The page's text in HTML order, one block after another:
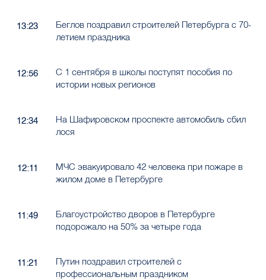
13:23
Беглов поздравил строителей Петербурга с 70-
летием праздника
12:56
С 1 сентября в школы поступят пособия по
истории новых регионов
12:34
На Шафировском проспекте автомобиль сбил
лося
12:11
МЧС эвакуировало 42 человека при пожаре в
жилом доме в Петербурге
11:49
Благоустройство дворов в Петербурге
подорожало на 50% за четыре года
11:21
Путин поздравил строителей с
профессиональным праздником